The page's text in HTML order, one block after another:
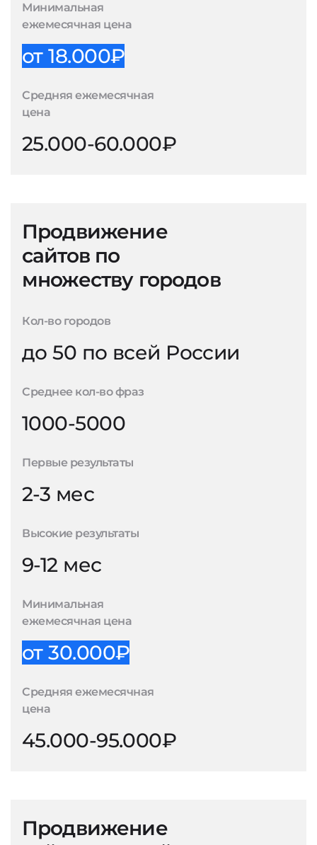
Минимальная
ежемесячная цена
от 18.000₽
Средняя ежемесячная
цена
25.000-60.000₽
Продвижение
сайтов по
множеству городов
Кол-во городов
до 50 по всей России
Среднее кол-во фраз
1000-5000
Первые результаты
2-3 мес
Высокие результаты
9-12 мес
Минимальная
ежемесячная цена
от 30.000₽
Средняя ежемесячная
цена
45.000-95.000₽
Продвижение